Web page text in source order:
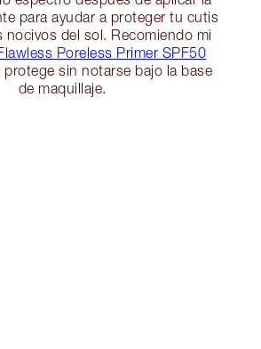
para ayudar a proteger tu cutis
nocivos del sol. Recomiendo mi
Poreless Primer SPF50
protege sin notarse bajo la base
de maquillaje.